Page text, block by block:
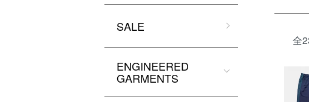
全
SALE
ENGINEERED
GARMENTS